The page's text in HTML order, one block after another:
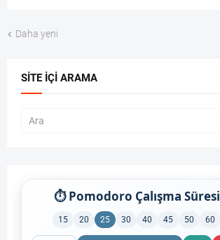
Daha yeni
SITE İÇI ARAMA
⏱ Pomodoro Çalışma Süresi
15 20 25 30 40 45 50 60